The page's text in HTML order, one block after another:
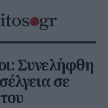
Συνελήφθη
σε